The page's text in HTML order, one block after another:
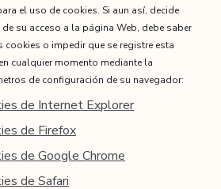
el uso de cookies. Si aun así, decide
su acceso a la página Web, debe saber
o impedir que se registre esta
cualquier momento mediante la
de configuración de su navegador:
de Internet Explorer
de Firefox
de Google Chrome
de Safari